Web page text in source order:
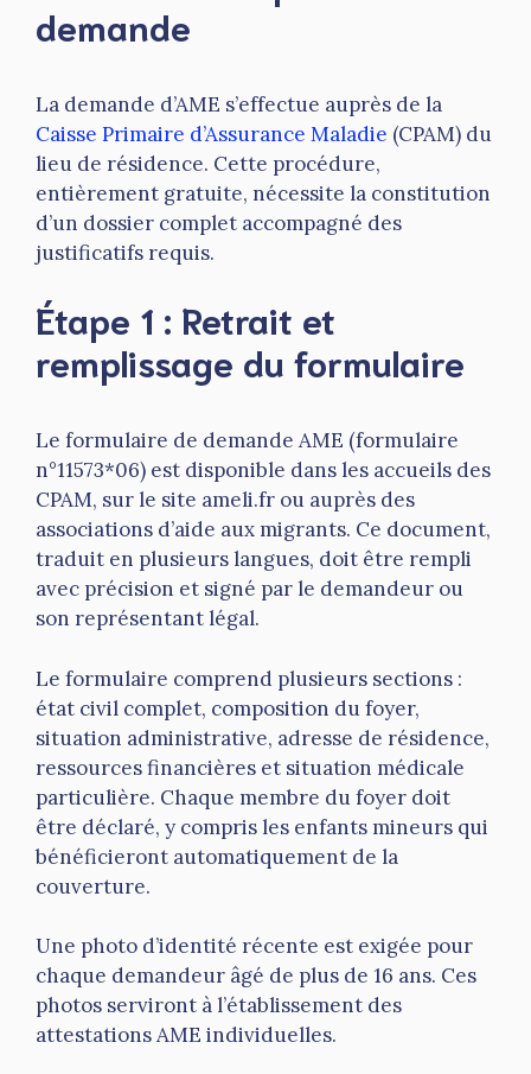
demande
La demande d’AME s’effectue auprès de la
Caisse Primaire d’Assurance Maladie (CPAM) du
lieu de résidence. Cette procédure,
entièrement gratuite, nécessite la constitution
d’un dossier complet accompagné des
justificatifs requis.
Étape 1 : Retrait et
remplissage du formulaire
Le formulaire de demande AME (formulaire
n°11573*06) est disponible dans les accueils des
CPAM, sur le site ameli.fr ou auprès des
associations d’aide aux migrants. Ce document,
traduit en plusieurs langues, doit être rempli
avec précision et signé par le demandeur ou
son représentant légal.
Le formulaire comprend plusieurs sections :
état civil complet, composition du foyer,
situation administrative, adresse de résidence,
ressources financières et situation médicale
particulière. Chaque membre du foyer doit
être déclaré, y compris les enfants mineurs qui
bénéficieront automatiquement de la
couverture.
Une photo d’identité récente est exigée pour
chaque demandeur âgé de plus de 16 ans. Ces
photos serviront à l’établissement des
attestations AME individuelles.